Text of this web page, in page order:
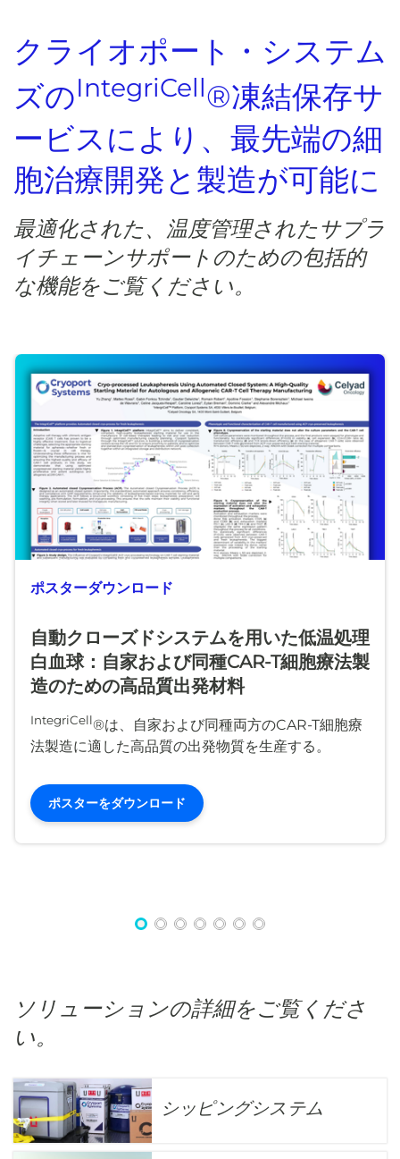
クライオポート・システム
ズのIntegriCell®凍結保存サ
ービスにより、最先端の細
胞治療開発と製造が可能に
最適化された、温度管理されたサプラ
イチェーンサポートのための包括的
な機能をご覧ください。
ポスターダウンロード
自動クローズドシステムを用いた低温処理
白血球：自家および同種CAR-T細胞療法製
造のための高品質出発材料
IntegriCell®は、自家および同種両方のCAR-T細胞療
法製造に適した高品質の出発物質を生産する。
ポスターをダウンロード
ソリューションの詳細をご覧くださ
い。
シッピングシステム